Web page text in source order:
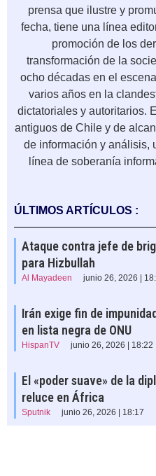
prensa que ilustre y
fecha, tiene una línea
promoción de los
transformación de la
ocho décadas en el
varios años en la
dictatoriales y autoritarios.
antiguos de Chile y de
de información y análisis,
línea de soberanía
ÚLTIMOS ARTÍCULOS :
Ataque contra jefe de
para Hizbullah
Al Mayadeen junio 26, 2026 |
Irán exige fin de
en lista negra de ONU
HispanTV junio 26, 2026 | 18:22
El «poder suave» de la
reluce en África
Sputnik junio 26, 2026 | 18:17